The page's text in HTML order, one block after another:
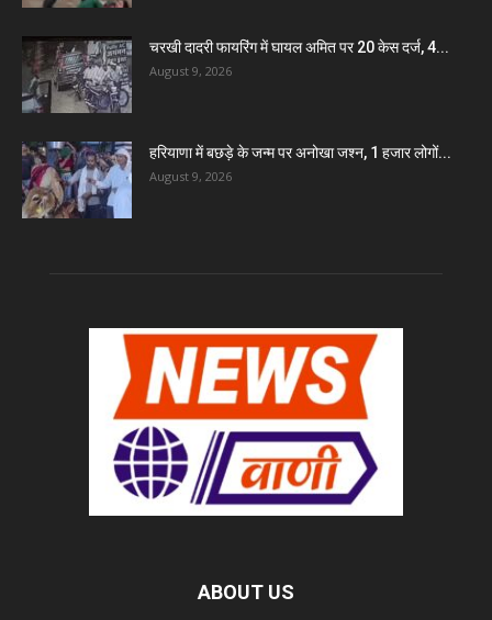
चरखी दादरी फायरिंग में घायल अमित पर 20 केस दर्ज, 4...
August 9, 2026
हरियाणा में बछड़े के जन्म पर अनोखा जश्न, 1 हजार लोगों...
August 9, 2026
ABOUT US